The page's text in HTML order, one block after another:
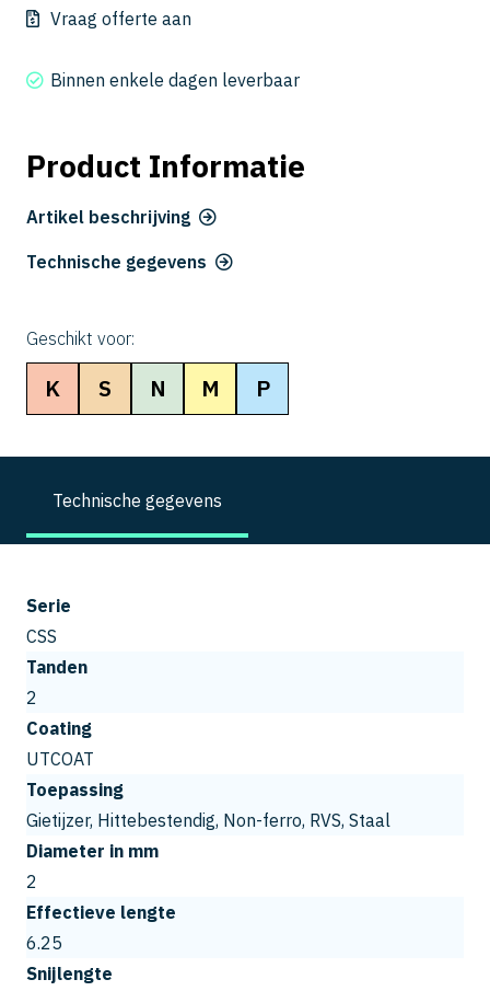
0625Vraag offerte aan
Binnen enkele dagen leverbaar
Product Informatie
Artikel beschrijving
Technische gegevens
Geschikt voor:
K S N M P
Technische gegevens
Serie
CSS
Tanden
2
Coating
UTCOAT
Toepassing
Gietijzer, Hittebestendig, Non-ferro, RVS, Staal
Diameter in mm
2
Effectieve lengte
6.25
Snijlengte